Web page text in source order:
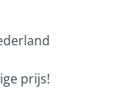
prijs!